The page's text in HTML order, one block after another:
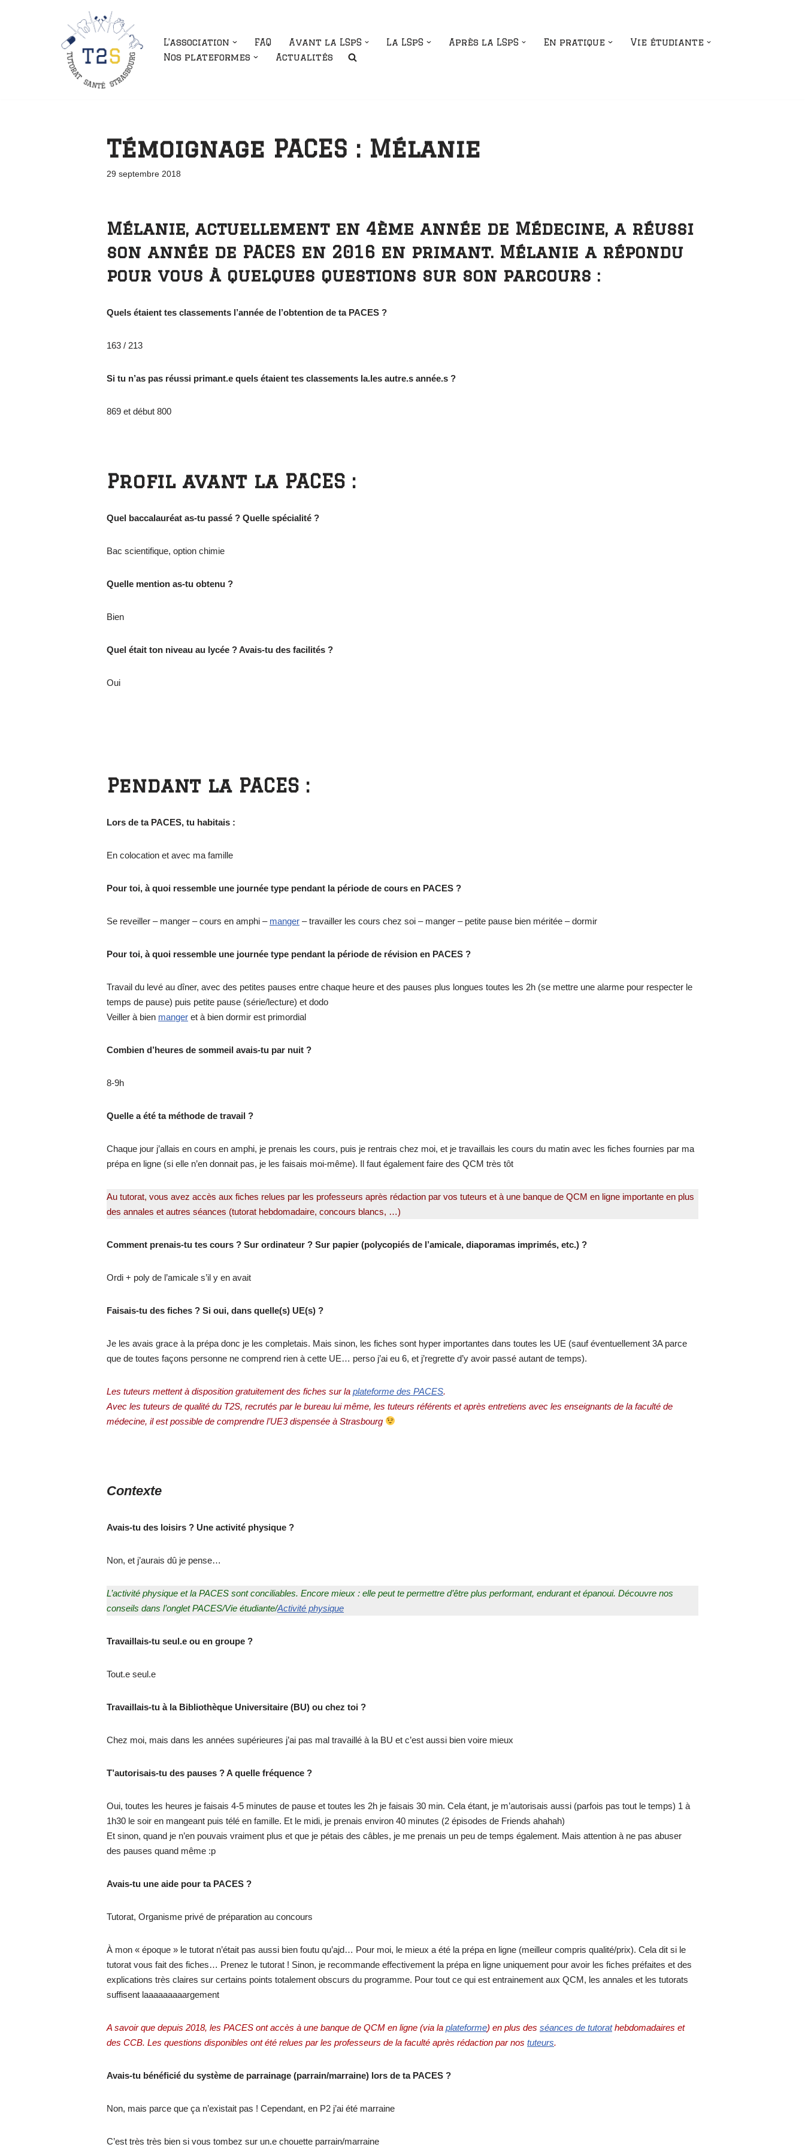
L’association FAQ Avant la LSpS La LSpS Après la LSpS En pratique
Vie étudiante
Nos plateformes
Actualités
Témoignage PACES : Mélanie
29 septembre 2018
Mélanie, actuellement en 4ème année de Médecine, a réussi
son année de PACES en 2016 en primant. Mélanie a répondu
pour vous à quelques questions sur son parcours :
Quels étaient tes classements l’année de l’obtention de ta PACES ?
163 / 213
Si tu n’as pas réussi primant.e quels étaient tes classements la.les autre.s année.s ?
869 et début 800
Profil avant la PACES :
Quel baccalauréat as-tu passé ? Quelle spécialité ?
Bac scientifique, option chimie
Quelle mention as-tu obtenu ?
Bien
Quel était ton niveau au lycée ? Avais-tu des facilités ?
Oui
Pendant la PACES :
Lors de ta PACES, tu habitais :
En colocation et avec ma famille
Pour toi, à quoi ressemble une journée type pendant la période de cours en PACES ?
Se reveiller – manger – cours en amphi – manger – travailler les cours chez soi – manger – petite pause bien méritée – dormir
Pour toi, à quoi ressemble une journée type pendant la période de révision en PACES ?
Travail du levé au dîner, avec des petites pauses entre chaque heure et des pauses plus longues toutes les 2h (se mettre une alarme pour respecter le
temps de pause) puis petite pause (série/lecture) et dodo
Veiller à bien manger et à bien dormir est primordial
Combien d’heures de sommeil avais-tu par nuit ?
8-9h
Quelle a été ta méthode de travail ?
Chaque jour j’allais en cours en amphi, je prenais les cours, puis je rentrais chez moi, et je travaillais les cours du matin avec les fiches fournies par ma
prépa en ligne (si elle n’en donnait pas, je les faisais moi-même). Il faut également faire des QCM très tôt
Au tutorat, vous avez accès aux fiches relues par les professeurs après rédaction par vos tuteurs et à une banque de QCM en ligne importante en plus
des annales et autres séances (tutorat hebdomadaire, concours blancs, …)
Comment prenais-tu tes cours ? Sur ordinateur ? Sur papier (polycopiés de l’amicale, diaporamas imprimés, etc.) ?
Ordi + poly de l’amicale s’il y en avait
Faisais-tu des fiches ? Si oui, dans quelle(s) UE(s) ?
Je les avais grace à la prépa donc je les completais. Mais sinon, les fiches sont hyper importantes dans toutes les UE (sauf éventuellement 3A parce
que de toutes façons personne ne comprend rien à cette UE… perso j’ai eu 6, et j’regrette d’y avoir passé autant de temps).
Les tuteurs mettent à disposition gratuitement des fiches sur laplateforme des PACES.
Avec les tuteurs de qualité du T2S, recrutés par le bureau lui même, les tuteurs référents et après entretiens avec les enseignants de la faculté de
médecine, il est possible de comprendre l’UE3 dispensée à Strasbourg
Contexte
Avais-tu des loisirs ? Une activité physique ?
Non, et j’aurais dû je pense…
L’activité physique et la PACES sont conciliables. Encore mieux : elle peut te permettre d’être plus performant, endurant et épanoui. Découvre nos
conseils dans l’onglet PACES/Vie étudiante/Activité physique
Travaillais-tu seul.e ou en groupe ?
Tout.e seul.e
Travaillais-tu à la Bibliothèque Universitaire (BU) ou chez toi ?
Chez moi, mais dans les années supérieures j’ai pas mal travaillé à la BU et c’est aussi bien voire mieux
T’autorisais-tu des pauses ? A quelle fréquence ?
Oui, toutes les heures je faisais 4-5 minutes de pause et toutes les 2h je faisais 30 min. Cela étant, je m’autorisais aussi (parfois pas tout le temps) 1 à
1h30 le soir en mangeant puis télé en famille. Et le midi, je prenais environ 40 minutes (2 épisodes de Friends ahahah)
Et sinon, quand je n’en pouvais vraiment plus et que je pétais des câbles, je me prenais un peu de temps également. Mais attention à ne pas abuser
des pauses quand même :p
Avais-tu une aide pour ta PACES ?
Tutorat, Organisme privé de préparation au concours
À mon « époque » le tutorat n’était pas aussi bien foutu qu’ajd… Pour moi, le mieux a été la prépa en ligne (meilleur compris qualité/prix). Cela dit si le
tutorat vous fait des fiches… Prenez le tutorat ! Sinon, je recommande effectivement la prépa en ligne uniquement pour avoir les fiches préfaites et des
explications très claires sur certains points totalement obscurs du programme. Pour tout ce qui est entrainement aux QCM, les annales et les tutorats
suffisent laaaaaaaaargement
A savoir que depuis 2018, les PACES ont accès à une banque de QCM en ligne (via laplateforme) en plus desséances de tutorathebdomadaires et
des CCB. Les questions disponibles ont été relues par les professeurs de la faculté après rédaction par nostuteurs.
Avais-tu bénéficié du système de parrainage (parrain/marraine) lors de ta PACES ?
Non, mais parce que ça n’existait pas ! Cependant, en P2 j’ai été marraine
C’est très très bien si vous tombez sur un.e chouette parrain/marraine